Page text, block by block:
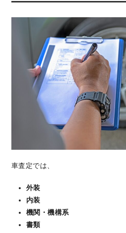
車査定では、
外装
内装
機関・機構系
書類